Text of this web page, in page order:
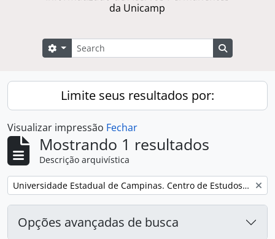
da Unicamp
Buscar
Opções de busca
Limite seus resultados por:
Visualizar impressão Fechar
Mostrando 1 resultados
Descrição arquivística
Remover filtro: Universidade Estadual de Campinas. Centro de Estudos de Problemas Brasileiros
Opções avançadas de busca